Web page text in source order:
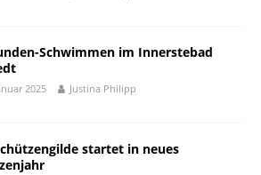
Schwimmen im Innerstebad
2025 Justina Philipp
startet in neues